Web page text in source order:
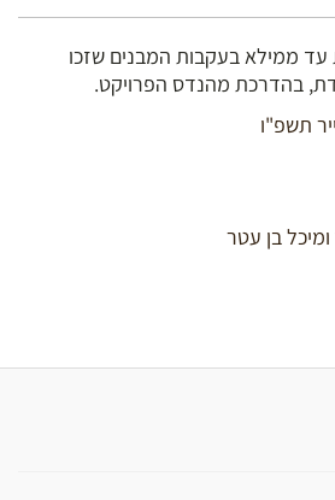
עד ממילא בעקבות המבנים שזכו
בהדרכת מהנדס הפרויקט.
בן עטר